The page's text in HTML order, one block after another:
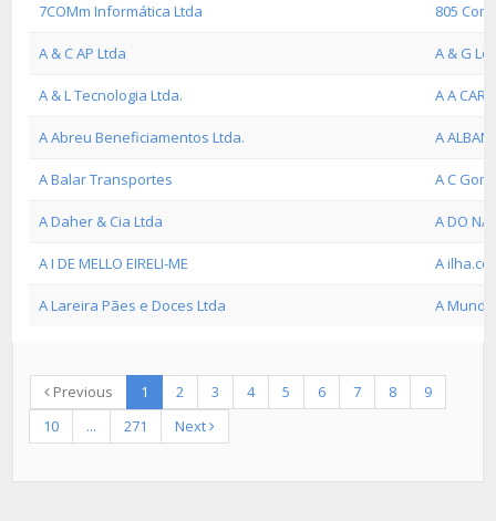
7COMm Informática Ltda 805
A & C AP Ltda A & G
A & L Tecnologia Ltda. A A
A Abreu Beneficiamentos Ltda. A
A Balar Transportes A C
A Daher & Cia Ltda A DO
A I DE MELLO EIRELI-ME A
A Lareira Pães e Doces Ltda A
Previous 1 2 3 4 5 6 7 8
9
10
... 271 Next